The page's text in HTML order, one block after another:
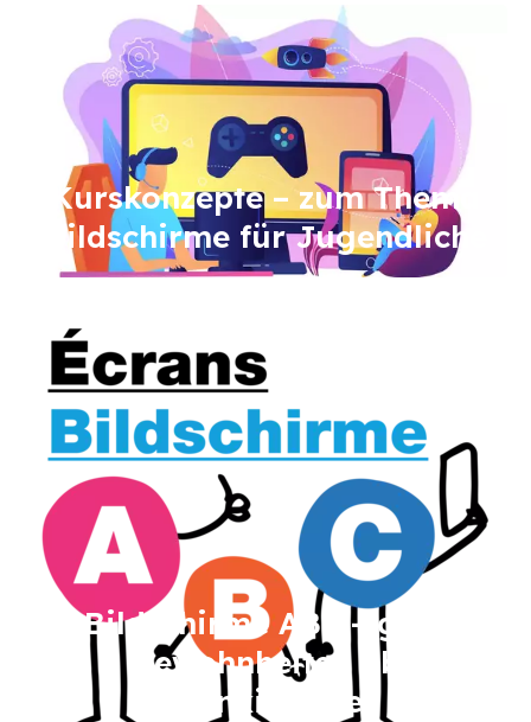
Kurskonzepte – zum Thema
Bildschirme für Jugendliche
Image
Bildschirme ABC – gute
Gewohnheiten ab
Kleinkindalter